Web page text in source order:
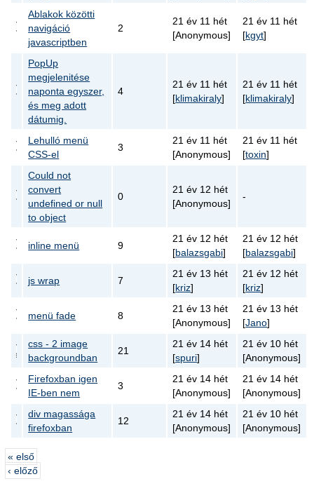
Ablakok közötti
navigáció
javascriptben
2
21 év 11 hét
[Anonymous]
21 év 11 hét
[kgyt]
PopUp
megjelenitése
naponta egyszer,
és meg adott
dátumig.
4
21 év 11 hét
[klimakiraly]
21 év 11 hét
[klimakiraly]
Lehulló menü
CSS-el
3
21 év 11 hét
[Anonymous]
21 év 11 hét
[toxin]
Could not
convert
undefined or null
to object
0
21 év 12 hét
[Anonymous]
-
inline menü 9
21 év 12 hét
[balazsgabi]
21 év 12 hét
[balazsgabi]
js wrap 7
21 év 13 hét
[kriz]
21 év 12 hét
[kriz]
menü fade 8
21 év 13 hét
[Anonymous]
21 év 13 hét
[Jano]
css - 2 image
backgroundban
21
21 év 14 hét
[spuri]
21 év 10 hét
[Anonymous]
Firefoxban igen
IE-ben nem
3
21 év 14 hét
[Anonymous]
21 év 14 hét
[Anonymous]
div magassága
firefoxban
12
21 év 14 hét
[Anonymous]
21 év 10 hét
[Anonymous]
« első
‹ előző